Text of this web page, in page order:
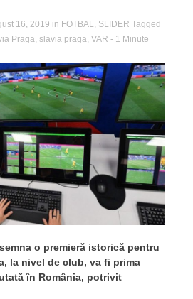
16, 2019 in FOTBAL SLIDER Tagged
Praga slavia praga VAR - 1 Minute
o premieră istorică pentru
la nivel de club, va fi prima
în România, potrivit